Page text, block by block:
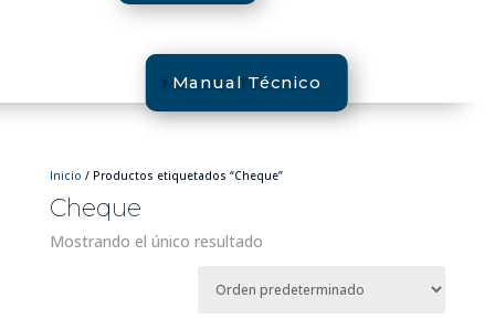
Manual Técnico
Inicio / Productos etiquetados “Cheque”
Cheque
Mostrando el único resultado